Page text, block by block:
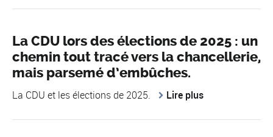
La CDU lors des élections de 2025 : un
chemin tout tracé vers la chancellerie,
mais parsemé d’embûches.
La CDU et les élections de 2025. Lire plus